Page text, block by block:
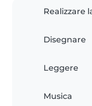
Realizzare
Disegnare
Leggere
Musica